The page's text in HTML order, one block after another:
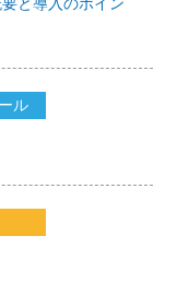
と導入のポイン
ル